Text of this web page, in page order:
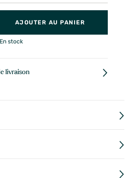
AJOUTER AU PANIER
En stock
livraison